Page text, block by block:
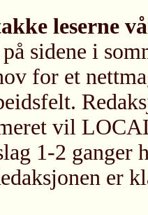
leserne
sidene i
for et
vil
1-2 ganger
er